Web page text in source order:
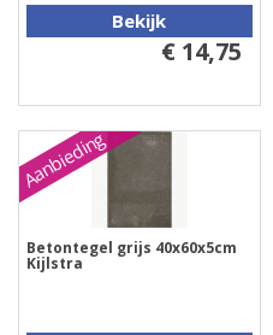
Bekijk
€ 14,75
Aanbieding
Betontegel grijs 40x60x5cm
Kijlstra